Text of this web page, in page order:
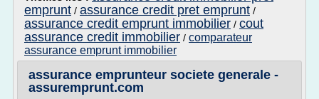
emprunt / assurance credit pret emprunt /
assurance credit emprunt immobilier / cout
assurance credit immobilier / comparateur
assurance emprunt immobilier
assurance emprunteur societe generale -
assuremprunt.com